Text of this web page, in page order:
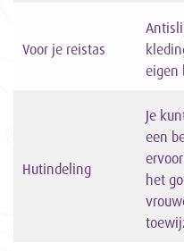
Voor je reistas
eigen
Hutindeling
Je
een
het